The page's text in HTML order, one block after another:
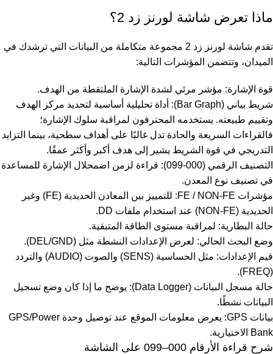
ماذا تعرض شاشة لورنز زد 2؟
تقدم شاشة لورنز زد 2 مجموعة متكاملة من البيانات التي ترشدك في
الميدان، وتتضمن المؤشرات التالية:
قوة الإشارة: مؤشر مرئي لشدة الإشارة الملتقطة من الهدف.
شريط بياني (Bar Graph): أداة تحليلية أساسية لتحديد مركز الهدف
وتقييم طبيعته. يستخدمه المحترفون لمراقبة سلوك الإشارة؛
فالقراءات السريعة والحادة تدل غالبًا على أهداف سطحية، بينما التزايد
التدريجي في قوة الشريط يشير إلى هدف أكبر وأكثر عمقًا.
التصنيف الرقمي (000-099): قراءة لزمن اضمحلال الإشارة للمساعدة
في تصنيف نوع المعدن.
مؤشرات FE / NON-FE: للتمييز بين المعادن الحديدية (FE) وغير
الحديدية (NON-FE) عند استخدام ملفات DD.
حالة البطارية: لمراقبة مستوى الطاقة المتبقية.
وضع البحث الحالي: لعرض الإعدادات النشطة مثل (DEL/GND).
قيم الإعدادات: مثل الحساسية (SENS) والصوت (AUDIO) والتردد
(FREQ).
حالة مسجل البيانات (Data Logger): يوضح ما إذا كان وضع تسجيل
البيانات نشطًا.
بيانات GPS: يعرض معلومات الموقع عند توصيل وحدة GPS/Power
Bank الاختيارية.
شرح قراءة الأرقام 000–099 على الشاشة